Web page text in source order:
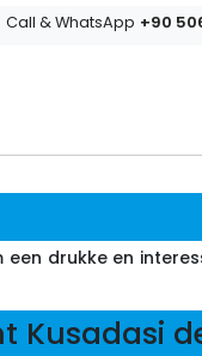
Call & WhatsApp +90
drukke en
Kusadasi